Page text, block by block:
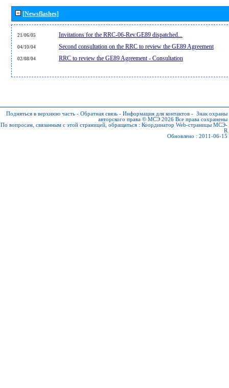
[Newsflashes]
21/06/05 Invitations for the RRC-06-Rev.GE89 dispatched...
04/10/04 Second consultation on the RRC to review the GE89 Agreement
02/08/04 RRC to review the GE89 Agreement - Consultation
Подняться в верхнюю часть - Обратная связь - Информация для контактов - Знак охраны
авторского права © МСЭ 2026 Все права сохранены
По вопросам, связанным с этой страницей, обращаться : Координатор Web-страницы МСЭ-
R
Обновлено : 2011-06-15